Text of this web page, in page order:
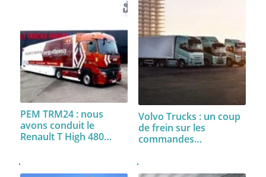
PEM TRM24 : nous
avons conduit le
Renault T High 480…
Volvo Trucks : un coup
de frein sur les
commandes…